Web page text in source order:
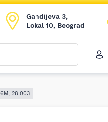
Gandijeva 3,
Lokal 10, Beograd
28.003